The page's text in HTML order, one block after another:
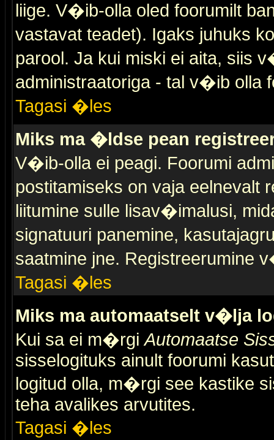
liige. V�ib-olla oled foorumilt
vastavat teadet). Igaks juhuks
parool. Ja kui miski ei aita, siis
administraatoriga - tal v�ib olla
Tagasi �les
Miks ma �ldse pean
V�ib-olla ei peagi. Foorumi
postitamiseks on vaja eelnevalt
liitumine sulle lisav�imalusi,
signatuuri panemine,
saatmine jne. Registreerumine
Tagasi �les
Miks ma automaatselt v�lja
Kui sa ei m�rgiAutomaatse
sisselogituks ainult foorumi
logitud olla, m�rgi see kastike
teha avalikes arvutites.
Tagasi �les